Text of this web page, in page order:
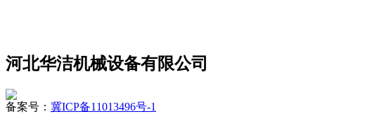
河北华洁机械设备有限公司
备案号： 冀ICP备11013496号-1